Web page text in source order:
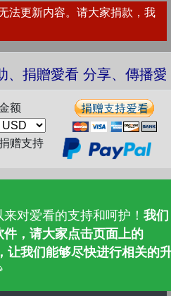
法更新内容。请大家捐款，我
愛看 分享、傳播愛看 ❤️
额
赠支持
对爱看的支持和呵护！ 我们
，请大家点击页面上的
让我们能够尽快进行相关的